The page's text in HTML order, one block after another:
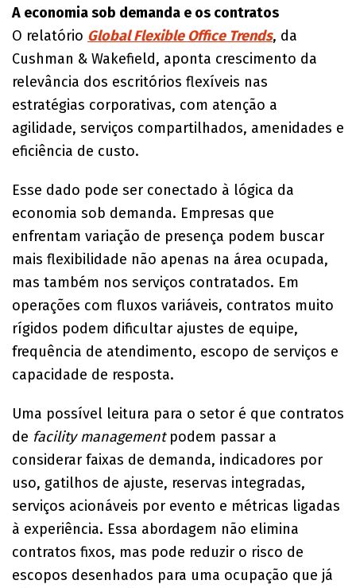
A economia sob demanda e os contratos
O relatório Global Flexible Office Trends, da
Cushman & Wakefield, aponta crescimento da
relevância dos escritórios flexíveis nas
estratégias corporativas, com atenção a
agilidade, serviços compartilhados, amenidades e
eficiência de custo.
Esse dado pode ser conectado à lógica da
economia sob demanda. Empresas que
enfrentam variação de presença podem buscar
mais flexibilidade não apenas na área ocupada,
mas também nos serviços contratados. Em
operações com fluxos variáveis, contratos muito
rígidos podem dificultar ajustes de equipe,
frequência de atendimento, escopo de serviços e
capacidade de resposta.
Uma possível leitura para o setor é que contratos
de facility managementpodem passar a
considerar faixas de demanda, indicadores por
uso, gatilhos de ajuste, reservas integradas,
serviços acionáveis por evento e métricas ligadas
à experiência. Essa abordagem não elimina
contratos fixos, mas pode reduzir o risco de
escopos desenhados para uma ocupação que já